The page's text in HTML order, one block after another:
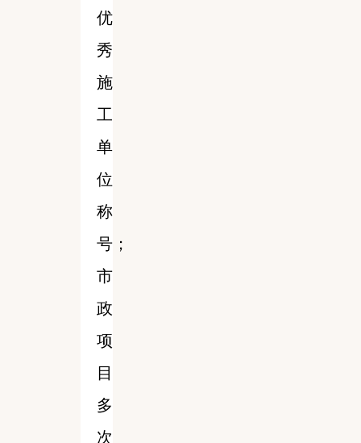
优
秀
施
工
单
位
称
号；
市
政
项
目
多
次